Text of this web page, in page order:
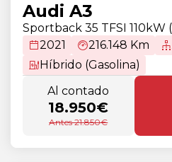
Audi A3
Sportback 35 TFSI 110kW
2021
216.148 Km
Híbrido (Gasolina)
Al contado
18.950€
Antes 21.850€